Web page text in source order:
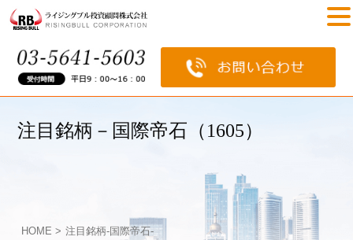
注目銘柄－国際帝石（1605）
HOME > 注目銘柄-国際帝石-